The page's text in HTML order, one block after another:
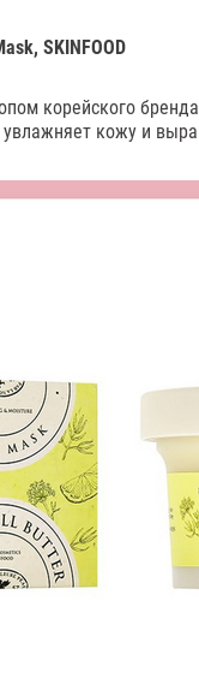
SKINFOOD
корейского бренда
увлажняет кожу и